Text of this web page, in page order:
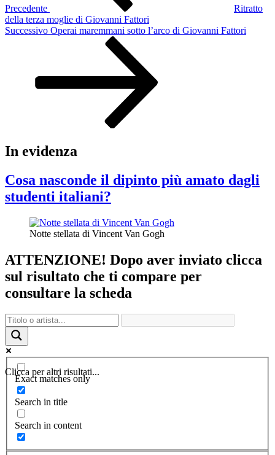
Precedente
Ritratto
della terza moglie di Giovanni Fattori
Articolo
Successivo Operai maremmani sotto l’arco di Giovanni Fattori
In evidenza
Cosa nasconde il dipinto più amato dagli
studenti italiani?
Notte stellata di Vincent Van Gogh
ATTENZIONE! Dopo aver inviato clicca
sul risultato che ti compare per
consultare la scheda
Clicca per altri risultati...
Exact matches only
Search in title
Search in content